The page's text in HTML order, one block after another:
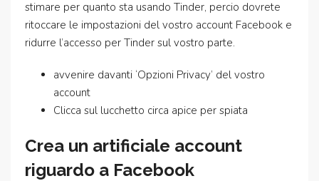
stimare per quanto sta usando Tinder, percio dovrete
ritoccare le impostazioni del vostro account Facebook e
ridurre l’accesso per Tinder sul vostro parte.
avvenire davanti ‘Opzioni Privacy’ del vostro
account
Clicca sul lucchetto circa apice per spiata
Crea un artificiale account
riguardo a Facebook